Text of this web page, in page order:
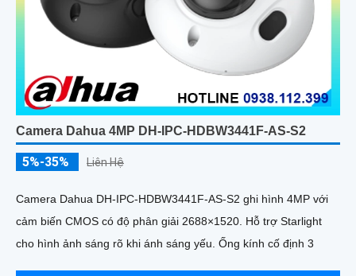
Camera Dahua 4MP DH-IPC-HDBW3441F-AS-S2
5%-35% Liên Hệ
Camera Dahua DH-IPC-HDBW3441F-AS-S2 ghi hình 4MP với
cảm biến CMOS có độ phân giải 2688×1520. Hỗ trợ Starlight
cho hình ảnh sáng rõ khi ánh sáng yếu. Ống kính cố định 3